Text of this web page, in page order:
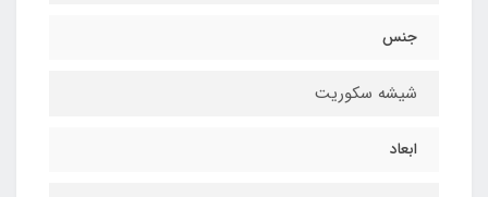
جنس
شیشه سکوریت
ابعاد